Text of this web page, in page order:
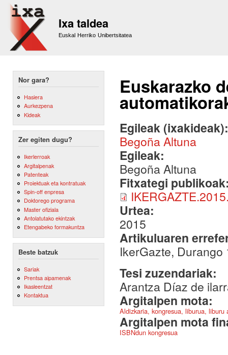
Ixa taldea
Euskal Herriko Unibertsitatea
Nor gara?
Hasiera
Aurkezpena
Kideak
Zer egiten dugu?
Ikerlerroak
Argitalpenak
Patenteak
Proiektuak eta kontratuak
Spin-off enpresa
Doktorego programa
Master ofiziala
Antolatutako ekintzak
Etengabeko formakuntza
Beste batzuk
Sariak
Prentsa aipamenak
Ikasleentzat
Kontaktua
Euskarazko
Egileak
Begoña Altuna
Egileak:
Begoña Altuna
Fitxategi
Urtea:
2015
Artikuluaren
IkerGazte, Durango
Tesi zuzendariak:
Arantza Díaz de
Argitalpen mota:
Aldizkaria, kongresua, liburua,
Argitalpen mota
ISBNdun kongresua